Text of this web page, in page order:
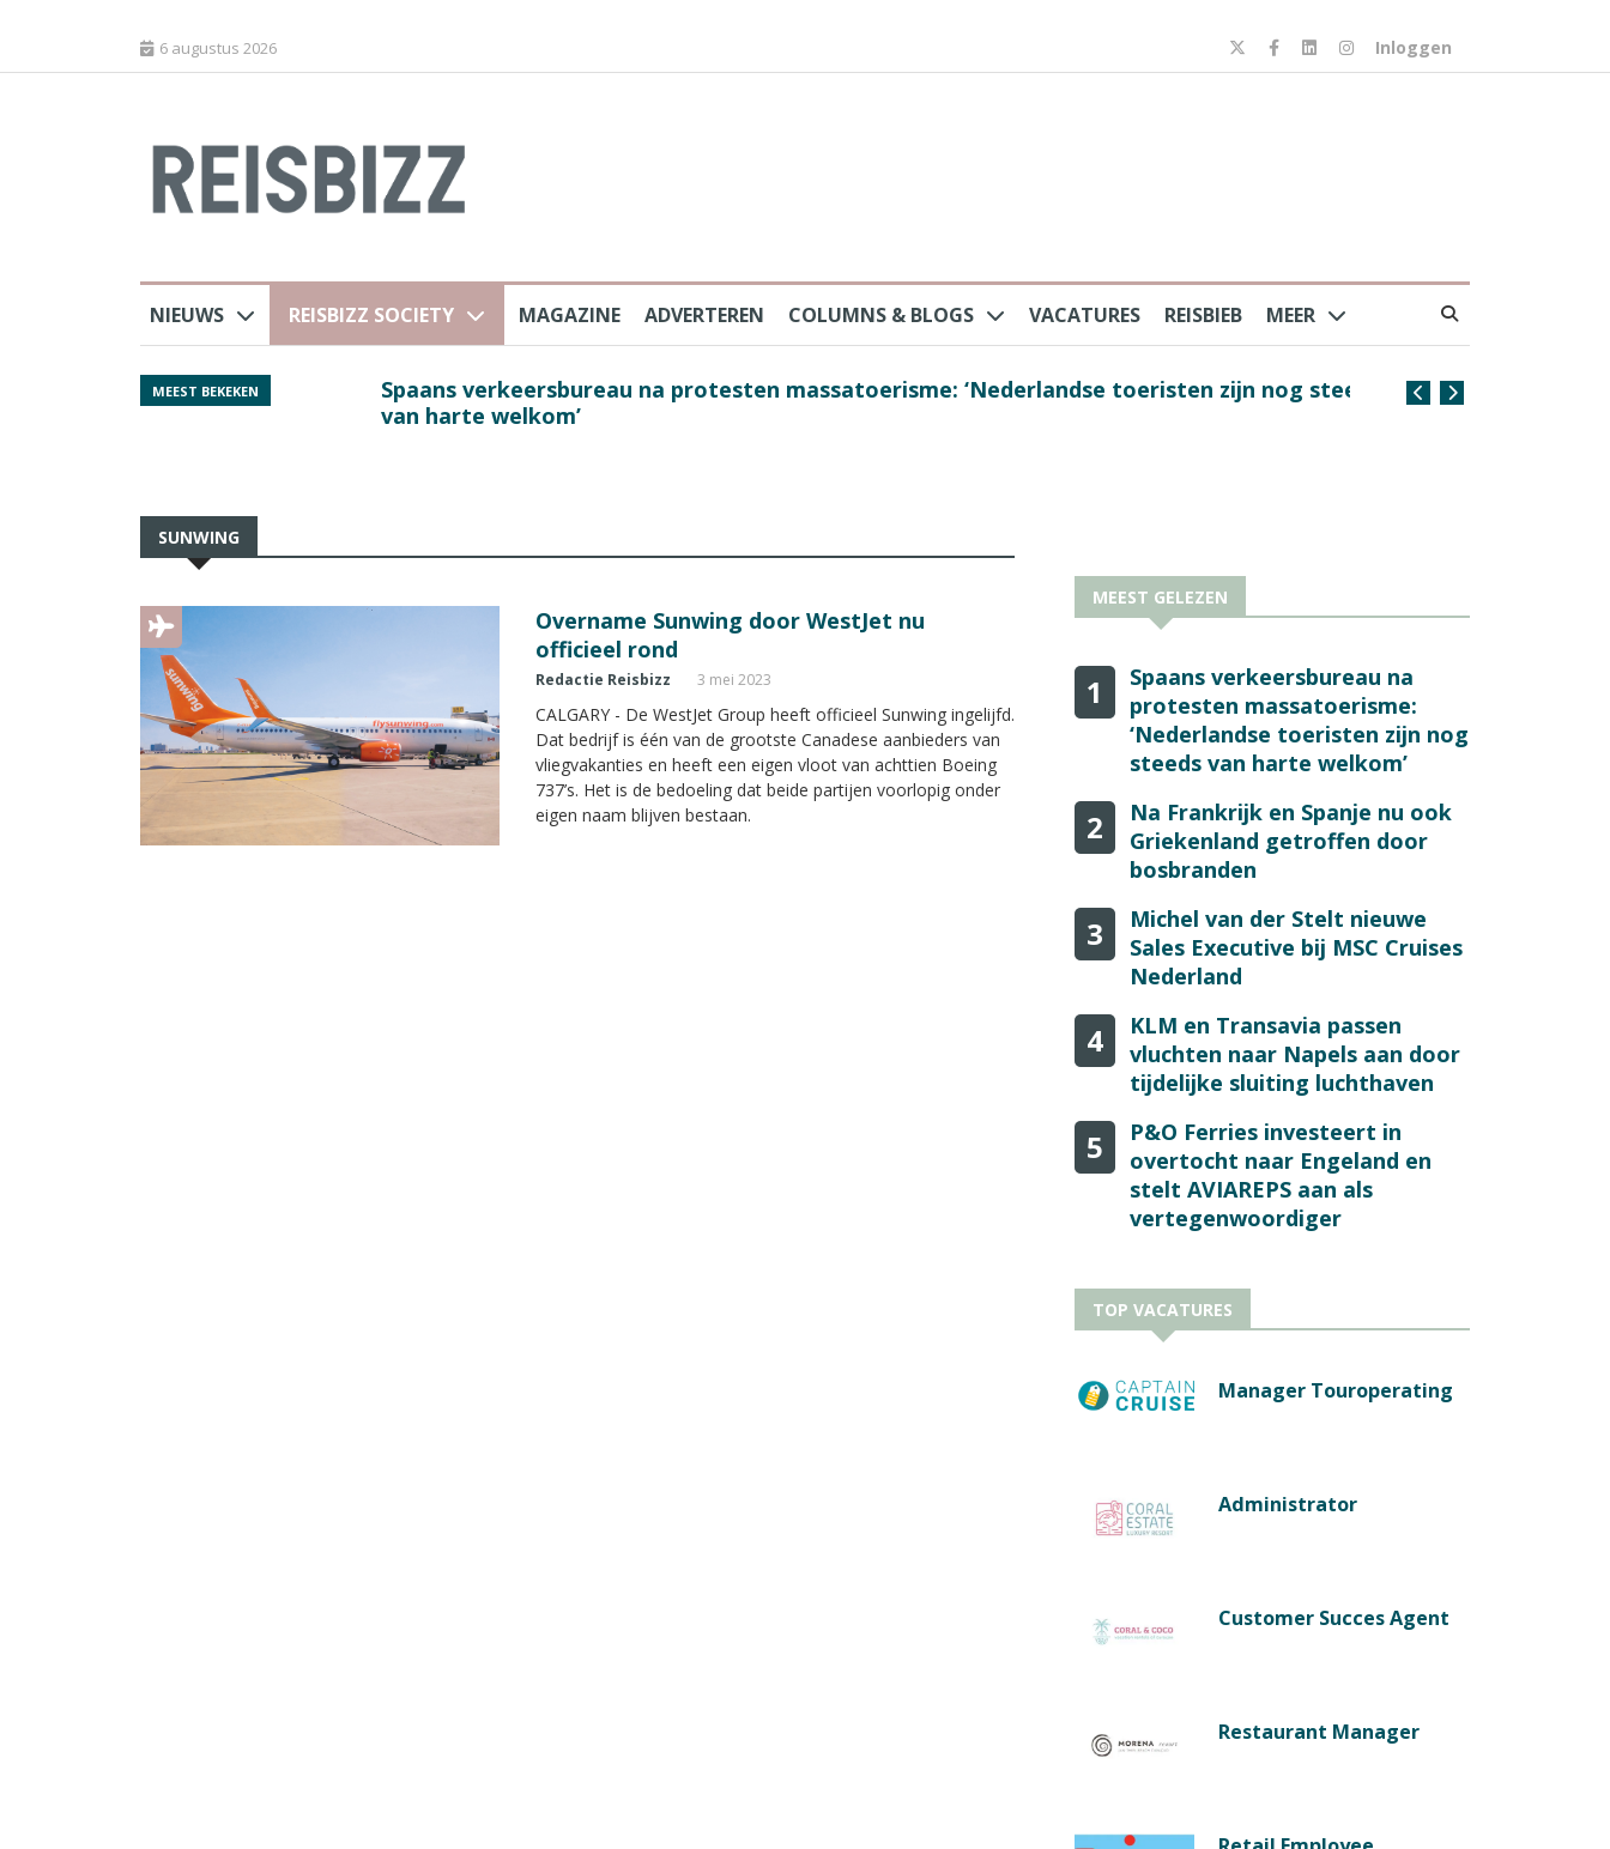
6 augustus 2026 Inloggen
NIEUWS REISBIZZ SOCIETY MAGAZINE ADVERTEREN COLUMNS & BLOGS VACATURES REISBIEB MEER
MEEST BEKEKEN
luchthaven
Spaans verkeersbureau na protesten massatoerisme: ‘Nederlandse toeristen zijn nog steeds
van harte welkom’
Na Frankrijk en
SUNWING
Overname Sunwing door WestJet nu
officieel rond
Redactie Reisbizz 3 mei 2023
CALGARY - De WestJet Group heeft officieel Sunwing ingelijfd.
Dat bedrijf is één van de grootste Canadese aanbieders van
vliegvakanties en heeft een eigen vloot van achttien Boeing
737’s. Het is de bedoeling dat beide partijen voorlopig onder
eigen naam blijven bestaan.
MEEST GELEZEN
1
Spaans verkeersbureau na
protesten massatoerisme:
‘Nederlandse toeristen zijn nog
steeds van harte welkom’
2
Na Frankrijk en Spanje nu ook
Griekenland getroffen door
bosbranden
3
Michel van der Stelt nieuwe
Sales Executive bij MSC Cruises
Nederland
4
KLM en Transavia passen
vluchten naar Napels aan door
tijdelijke sluiting luchthaven
5
P&O Ferries investeert in
overtocht naar Engeland en
stelt AVIAREPS aan als
vertegenwoordiger
TOP VACATURES
Manager Touroperating
Administrator
Customer Succes Agent
Restaurant Manager